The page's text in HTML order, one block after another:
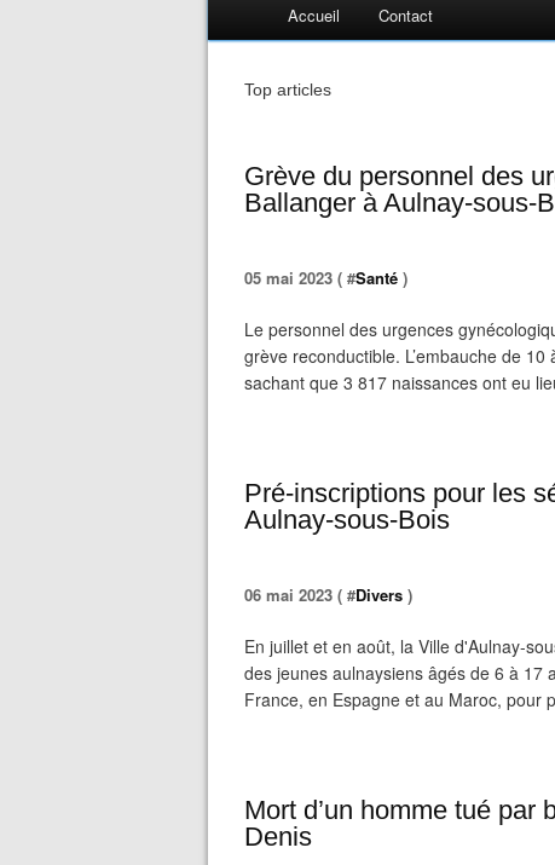
Accueil Contact
Top articles
Grève du personnel des
Ballanger à Aulnay-sous-
05 mai 2023 ( #Santé )
Le personnel des urgences
grève reconductible. L’embauche de
sachant que 3 817 naissances ont eu
Pré-inscriptions pour les
Aulnay-sous-Bois
06 mai 2023 ( #Divers )
En juillet et en août, la Ville d'Aulnay-
des jeunes aulnaysiens âgés de 6 à 17
France, en Espagne et au Maroc, pour
Mort d’un homme tué
Denis